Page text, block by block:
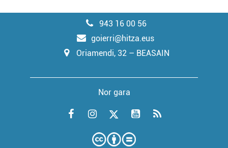
943 16 00 56
goierri@hitza.eus
Oriamendi, 32 – BEASAIN
Nor gara